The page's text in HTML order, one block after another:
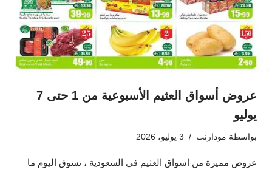
عروض أسواق العثيم الأسبوعية من 1 حتى 7
يوليو
بواسطة مودارنت 3 يوليو، 2026
عروض مميزة من اسواق العثيم في السعودية ، تسوق اليوم ما